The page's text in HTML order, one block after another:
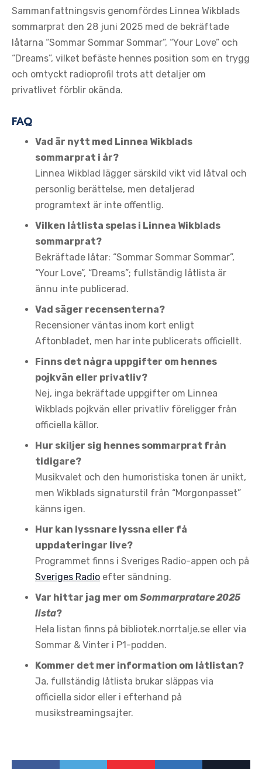
Sammanfattningsvis genomfördes Linnea Wikblads
sommarprat den 28 juni 2025 med de bekräftade
låtarna “Sommar Sommar Sommar”, “Your Love” och
“Dreams”, vilket befäste hennes position som en trygg
och omtyckt radioprofil trots att detaljer om
privatlivet förblir okända.
FAQ
Vad är nytt med Linnea Wikblads
sommarprat i år?
Linnea Wikblad lägger särskild vikt vid låtval och
personlig berättelse, men detaljerad
programtext är inte offentlig.
Vilken låtlista spelas i Linnea Wikblads
sommarprat?
Bekräftade låtar: “Sommar Sommar Sommar”,
“Your Love”, “Dreams”; fullständig låtlista är
ännu inte publicerad.
Vad säger recensenterna?
Recensioner väntas inom kort enligt
Aftonbladet, men har inte publicerats officiellt.
Finns det några uppgifter om hennes
pojkvän eller privatliv?
Nej, inga bekräftade uppgifter om Linnea
Wikblads pojkvän eller privatliv föreligger från
officiella källor.
Hur skiljer sig hennes sommarprat från
tidigare?
Musikvalet och den humoristiska tonen är unikt,
men Wikblads signaturstil från “Morgonpasset”
känns igen.
Hur kan lyssnare lyssna eller få
uppdateringar live?
Programmet finns i Sveriges Radio-appen och på
Sveriges Radio efter sändning.
Var hittar jag mer om Sommarpratare 2025
lista?
Hela listan finns på bibliotek.norrtalje.se eller via
Sommar & Vinter i P1-podden.
Kommer det mer information om låtlistan?
Ja, fullständig låtlista brukar släppas via
officiella sidor eller i efterhand på
musikstreamingsajter.